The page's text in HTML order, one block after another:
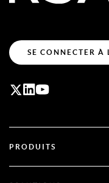
SE CONNECTER À
PRODUITS